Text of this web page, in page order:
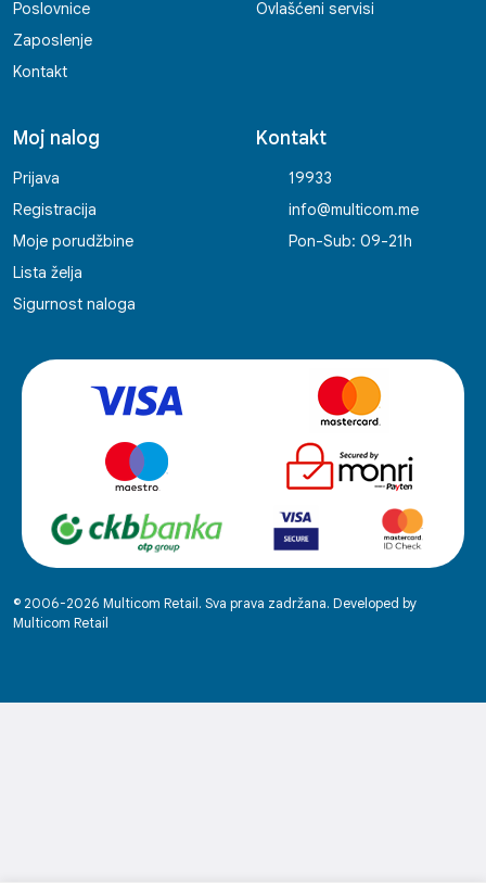
Poslovnice
Zaposlenje
Kontakt
Ovlašćeni servisi
Moj nalog
Prijava
Registracija
Moje porudžbine
Lista želja
Sigurnost naloga
Kontakt
19933
info@multicom.me
Pon-Sub: 09-21h
© 2006-2026 Multicom Retail. Sva prava zadržana. Developed by
Multicom Retail